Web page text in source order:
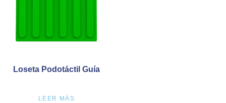
Loseta Podotáctil Guía
LEER MÁS